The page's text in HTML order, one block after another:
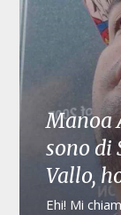
Manoa
sono di
Vallo,
Ehi! Mi